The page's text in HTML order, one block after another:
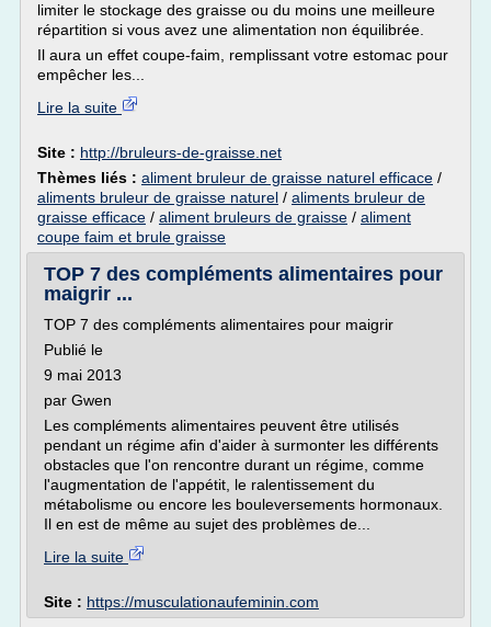
limiter le stockage des graisse ou du moins une meilleure
répartition si vous avez une alimentation non équilibrée.
Il aura un effet coupe-faim, remplissant votre estomac pour
empêcher les...
Lire la suite
Site : http://bruleurs-de-graisse.net
Thèmes liés : aliment bruleur de graisse naturel efficace /
aliments bruleur de graisse naturel / aliments bruleur de
graisse efficace / aliment bruleurs de graisse / aliment
coupe faim et brule graisse
TOP 7 des compléments alimentaires pour
maigrir ...
TOP 7 des compléments alimentaires pour maigrir
Publié le
9 mai 2013
par Gwen
Les compléments alimentaires peuvent être utilisés
pendant un régime afin d'aider à surmonter les différents
obstacles que l'on rencontre durant un régime, comme
l'augmentation de l'appétit, le ralentissement du
métabolisme ou encore les bouleversements hormonaux.
Il en est de même au sujet des problèmes de...
Lire la suite
Site : https://musculationaufeminin.com